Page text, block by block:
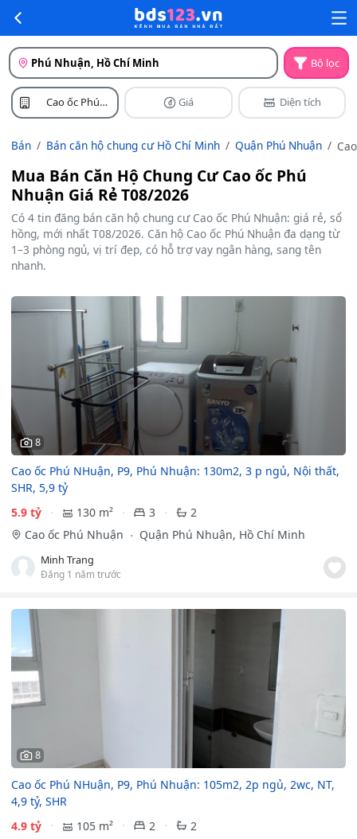
Phú Nhuận, Hồ Chí Minh Bộ lọc
Cao ốc Phú
Nhuận
Giá Diện tích
Bán Bán căn hộ chung cư Hồ Chí Minh Quận Phú Nhuận
Cao
Mua Bán Căn Hộ Chung Cư Cao ốc Phú
Nhuận Giá Rẻ T08/2026
Có 4 tin đăng bán căn hộ chung cư Cao ốc Phú Nhuận: giá rẻ, sổ
hồng, mới nhất T08/2026. Căn hộ Cao ốc Phú Nhuận đa dạng từ
1–3 phòng ngủ, vị trí đẹp, có hỗ trợ vay ngân hàng, sang tên
nhanh.
8
Cao ốc Phú NHuận, P9, Phú Nhuận: 130m2, 3 p ngủ, Nội thất,
SHR, 5,9 tỷ
5.9 tỷ
130 m² 3
2
Cao ốc Phú Nhuận
Quận Phú Nhuận, Hồ Chí Minh
Minh Trang
Đăng 1 năm trước
8
Cao ốc Phú NHuận, P9, Phú Nhuận: 105m2, 2p ngủ, 2wc, NT,
4,9 tỷ, SHR
4.9 tỷ
105 m² 2
2